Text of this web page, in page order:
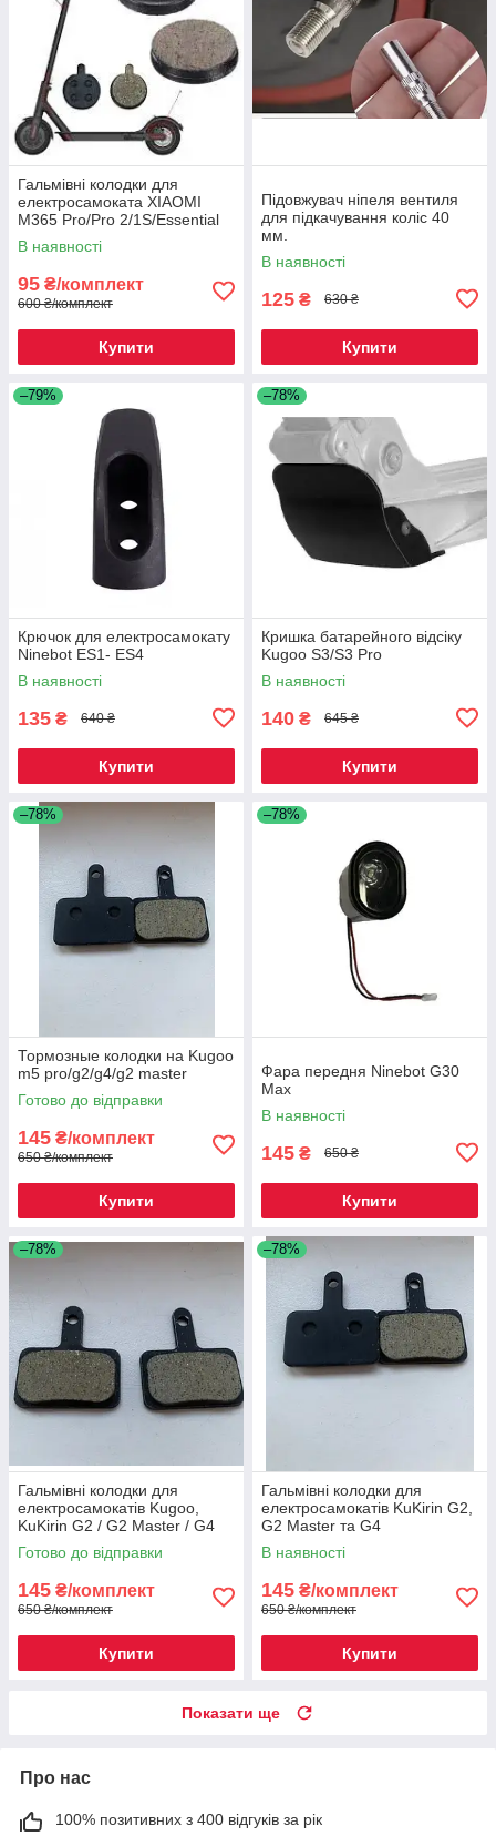
Гальмівні колодки для
електросамоката XIAOMI
M365 Pro/Pro 2/1S/Essential
В наявності
95 ₴/комплект
600 ₴/комплект
Купити
Підовжувач ніпеля вентиля
для підкачування коліс 40
мм.
В наявності
125 ₴ 630 ₴
Купити
–79%
Крючок для електросамокату
Ninebot ES1- ES4
В наявності
135 ₴ 640 ₴
Купити
–78%
Кришка батарейного відсіку
Kugoo S3/S3 Pro
В наявності
140 ₴ 645 ₴
Купити
–78%
Тормозные колодки на Kugoo
m5 pro/g2/g4/g2 master
Готово до відправки
145 ₴/комплект
650 ₴/комплект
Купити
–78%
Фара передня Ninebot G30
Max
В наявності
145 ₴ 650 ₴
Купити
–78%
Гальмівні колодки для
електросамокатів Kugoo,
KuKirin G2 / G2 Master / G4
Готово до відправки
145 ₴/комплект
650 ₴/комплект
Купити
–78%
Гальмівні колодки для
електросамокатів KuKirin G2,
G2 Master та G4
В наявності
145 ₴/комплект
650 ₴/комплект
Купити
Показати ще
Про нас
100% позитивних з 400 відгуків за рік